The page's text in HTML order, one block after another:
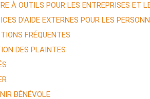
À OUTILS POUR LES ENTREPRISES ET
D’AIDE EXTERNES POUR LES
FRÉQUENTES
DES PLAINTES
BÉNÉVOLE